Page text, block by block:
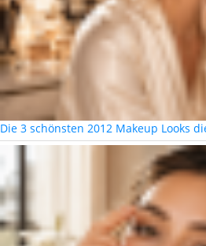
Die 3 schönsten 2012 Makeup Looks